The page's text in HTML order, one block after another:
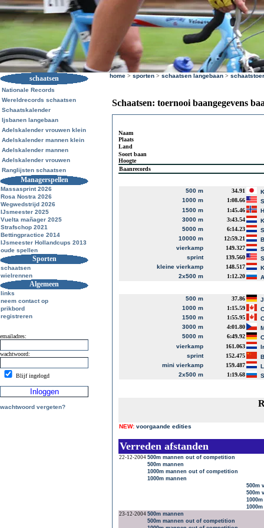
schaatsen
Nationale Records
Wereldrecords schaatsen
Schaatskalender
Ijsbanen langebaan
Adelskalender vrouwen klein
Adelskalender mannen klein
Adelskalender mannen
Adelskalender vrouwen
Ranglijsten schaatsen
Managerspellen
Massasprint 2026
Rosa Nostra 2026
Wegwedstrijd 2026
IJsmeester 2025
Vuelta mañager 2025
Strafschop 2021
Bettingpractice 2014
IJsmeester Hollandcups 2013
oude spellen
Sporten
schaatsen
wielrennen
Algemeen
links
neem contact op
prikbord
registreren
emailadres:
wachtwoord:
Blijf ingelogd
wachtwoord vergeten?
home > sporten > schaatsen langebaan >
Schaatsen: toernooi baangegevens
Naam
Plaats
Land
Soort baan
Hoogte
Baanrecords
500 m 34.91
1000 m
1:08.66
1500 m
1:45.46
3000 m
3:43.54
5000 m
6:14.23
10000 m
12:59.21
vierkamp
149.327
sprint
139.560
kleine vierkamp
148.517
2x500 m
1:12.20
500 m 37.86
1000 m
1:15.59
1500 m
1:55.95
3000 m
4:01.80
5000 m
6:49.92
vierkamp
161.063
sprint
152.475
mini vierkamp
159.487
2x500 m
1:19.68
NEW: voorgaande edities
Verreden afstanden
22-12-2004 500m mannen out of competition
500m mannen
1000m mannen out of competition
1000m mannen
500m
500m
23-12-2004 500m mannen
500m mannen out of competition